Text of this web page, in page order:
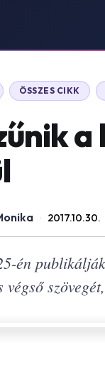
ÖSSZES CIKK
· 2017.10.30.
én
végső